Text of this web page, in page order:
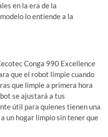
en la era de la
lo entiende a la
Conga 990 Excellence
que el robot limpie cuando
que limpie a primera hora
se ajustará a tus
útil para quienes tienen una
un hogar limpio sin tener que